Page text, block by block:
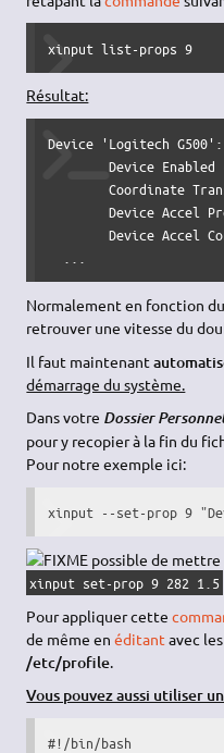
xinput list-props 9
Résultat:
Device 'Logitech G500':
	Device Enabled (151):	1
	Coordinate Transformation Matrix (153):	1.000000, 0.000000, 0.000000, 0.000000, 1.000000, 0.000000, 0.000000, 0.000000, 1.000000
	Device Accel Profile (281):	0
	Device Accel Constant Deceleration (282):	1.500000
Normalement en fonction
retrouver une vitesse du
Il faut maintenant
démarrage du système.
Dans votre Dossier
pour y recopier à la fin du
Pour notre exemple ici:
xinput --set-prop 9
possible de mettre
xinput set-prop 9 282 1.5
Pour appliquer cette
de même enéditant avec
/etc/profile
Vous pouvez aussi utiliser
#!/bin/bash